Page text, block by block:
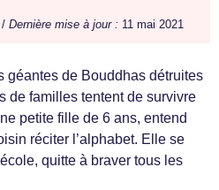
/ Dernière mise à jour : 11 mai 2021
géantes de Bouddhas détruites
de familles tentent de survivre
petite fille de 6 ans, entend
réciter l’alphabet. Elle se
quitte à braver tous les